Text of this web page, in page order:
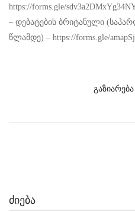
https://forms.gle/
– დებატების ბრიტანული
წლამდე) – https://forms.gle/
გაზიარება
ძიება